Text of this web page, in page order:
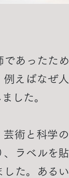
あったた
えばなぜ
した。
術と科学
ラベルを
た。ある